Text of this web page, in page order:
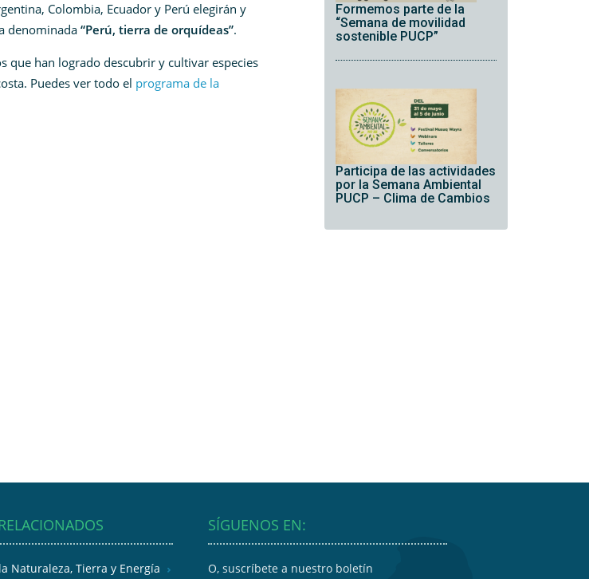
Colombia, Ecuador y Perú elegirán y
denominada “Perú, tierra de orquídeas”.
que han logrado descubrir y cultivar especies
Puedes ver todo el programa de la
Formemos parte de la
“Semana de movilidad
sostenible PUCP”
Participa de las actividades
por la Semana Ambiental
PUCP – Clima de Cambios
Naturaleza, Tierra y Energía
SÍGUENOS EN:
O, suscríbete a nuestro boletín